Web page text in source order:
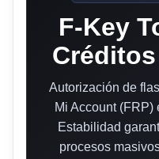
F-Key
Autorización de
Mi Account (FRP)
Estabilidad
procesos